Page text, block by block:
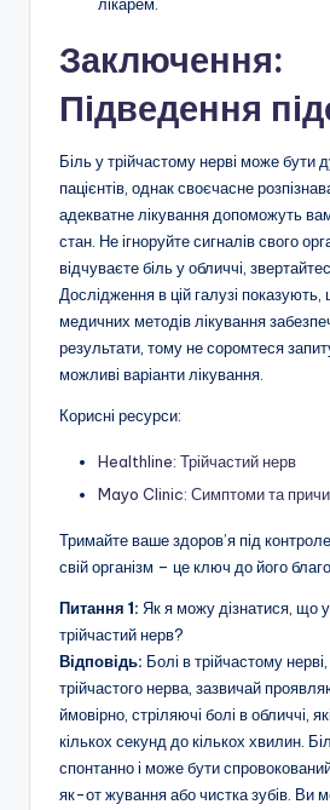
лікарем.
Заключення:
Підведення
Біль у трійчастому нерві може
пацієнтів, однак своєчасне
адекватне лікування допоможуть
стан. Не ігноруйте сигналів свого
відчуваєте біль у обличчі,
Дослідження в цій галузі
медичних методів лікування
результати, тому не соромтеся
можливі варіанти лікування.
Корисні ресурси:
Healthline: Трійчастий нерв
Mayo Clinic: Симптоми та
Тримайте ваше здоров’я під
свій організм – це ключ до його
Питання 1: Як я можу дізнатися, що
трійчастий нерв?
Відповідь: Болі в трійчастому
трійчастого нерва, зазвичай
ймовірно, стріляючі болі в обличчі,
кількох секунд до кількох хвилин.
спонтанно і може бути
як-от жування або чистка зубів. Ви